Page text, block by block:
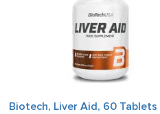
Biotech, Liver Aid, 60 Tablets